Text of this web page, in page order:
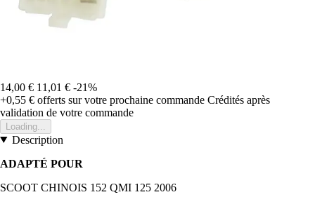
14,00 € 11,01 € -21%
+0,55 € offerts sur votre prochaine commande Crédités après
validation de votre commande
Loading...
Description
ADAPTÉ POUR
SCOOT CHINOIS 152 QMI 125 2006